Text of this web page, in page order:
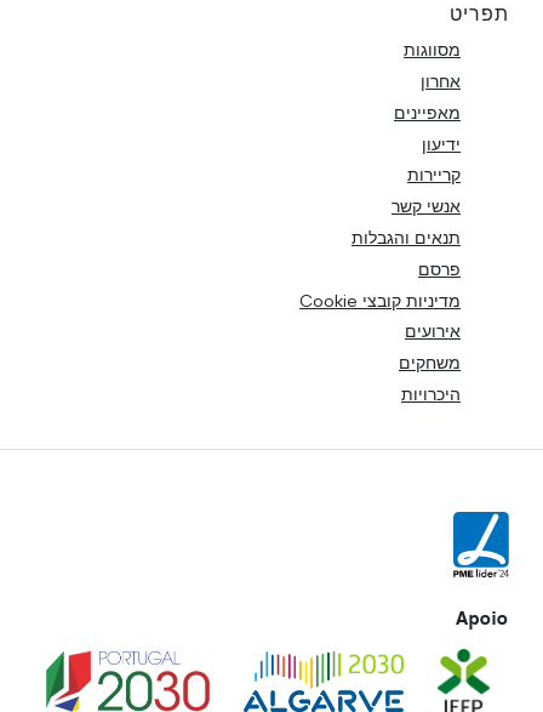
תפריט
מסווגות
אחרון
מאפיינים
ידיעון
קריירות
אנשי קשר
תנאים והגבלות
פרסם
מדיניות קובצי Cookie
אירועים
משחקים
היכרויות
Apoio